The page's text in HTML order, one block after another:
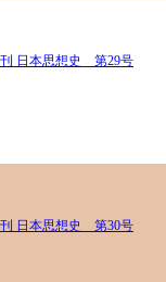
日本思想史 第29号
日本思想史 第30号